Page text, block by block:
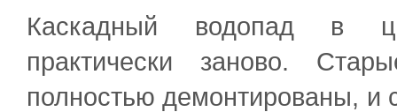
Каскадный водопад в
практически заново.
полностью демонтированы, и